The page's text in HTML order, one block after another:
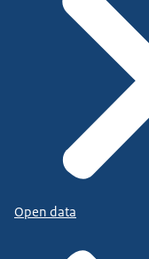
Open data